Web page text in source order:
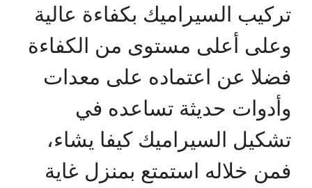
تركيب السيراميك بكفاءة عالية
وعلى أعلى مستوى من الكفاءة
فضلا عن اعتماده على معدات
وأدوات حديثة تساعده في
تشكيل السيراميك كيفا يشاء،
فمن خلاله استمتع بمنزل غاية